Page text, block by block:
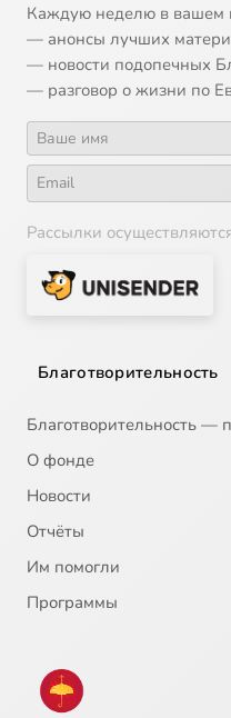
Каждую неделю в вашем
— анонсы лучших
— новости подопечных
— разговор о жизни по
Рассылки
Благотворительность
Благотворительность
О фонде
Новости
Отчёты
Им помогли
Программы